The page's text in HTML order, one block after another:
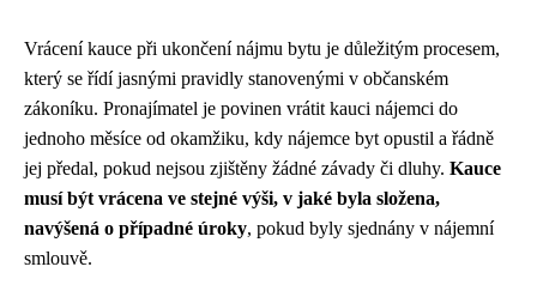
Vrácení kauce při ukončení nájmu bytu je důležitým procesem,
který se řídí jasnými pravidly stanovenými v občanském
zákoníku. Pronajímatel je povinen vrátit kauci nájemci do
jednoho měsíce od okamžiku, kdy nájemce byt opustil a řádně
jej předal, pokud nejsou zjištěny žádné závady či dluhy. Kauce
musí být vrácena ve stejné výši, v jaké byla složena,
navýšená o případné úroky, pokud byly sjednány v nájemní
smlouvě.